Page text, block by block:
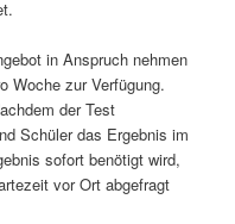
in Anspruch nehmen
Woche zur Verfügung.
der Test
Schüler das Ergebnis im
sofort benötigt wird,
vor Ort abgefragt